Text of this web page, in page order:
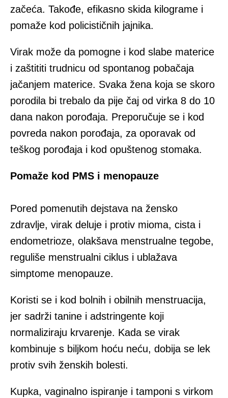
začeća. Takođe, efikasno skida kilograme i
pomaže kod policističnih jajnika.
Virak može da pomogne i kod slabe materice
i zaštititi trudnicu od spontanog pobačaja
jačanjem materice. Svaka žena koja se skoro
porodila bi trebalo da pije čaj od virka 8 do 10
dana nakon porođaja. Preporučuje se i kod
povreda nakon porođaja, za oporavak od
teškog porođaja i kod opuštenog stomaka.
Pomaže kod PMS i menopauze
Pored pomenutih dejstava na žensko
zdravlje, virak deluje i protiv mioma, cista i
endometrioze, olakšava menstrualne tegobe,
reguliše menstrualni ciklus i ublažava
simptome menopauze.
Koristi se i kod bolnih i obilnih menstruacija,
jer sadrži tanine i adstringente koji
normaliziraju krvarenje. Kada se virak
kombinuje s biljkom hoću neću, dobija se lek
protiv svih ženskih bolesti.
Kupka, vaginalno ispiranje i tamponi s virkom